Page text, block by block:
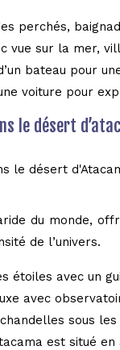
perchés,
vue sur la mer,
bateau pour
voiture pour
le désert
du monde,
de l’univers.
étoiles avec un
avec
sous
est situé